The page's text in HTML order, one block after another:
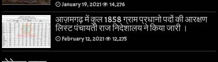
January 19, 2021 14,276
आज़मगढ़ में कुल 1858 ग्राम प्रधानो पदों की आरक्षण
लिस्ट पंचायती राज निदेशालय ने किया जारी ।
February 12, 2021 12,275